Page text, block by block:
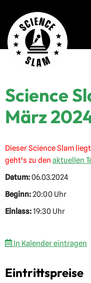
Zum
Inhalt
springen
Science
März
Dieser Science Slam
geht's zu den aktuellen
Datum:06.03.2024
Beginn:20:00 Uhr
Einlass:19:30 Uhr
In Kalender eintragen
Eintrittspreise